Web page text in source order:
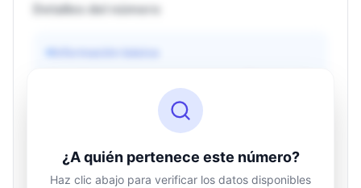
Detalles del número
Información básica
¿A quién pertenece este número?
Haz clic abajo para verificar los datos disponibles